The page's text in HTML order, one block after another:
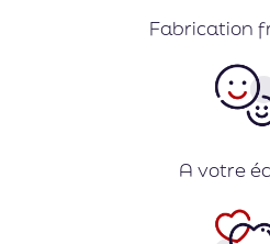
Fabrication
A votre